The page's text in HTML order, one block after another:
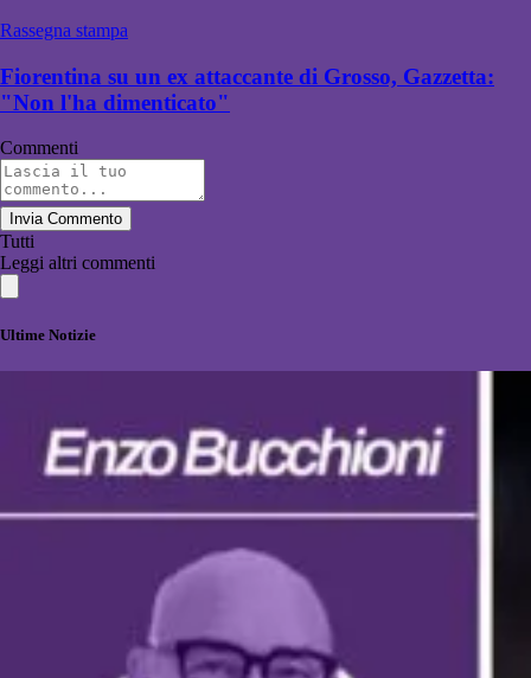
Rassegna stampa
Fiorentina su un ex attaccante di Grosso, Gazzetta:
"Non l'ha dimenticato"
Commenti
Invia Commento
Tutti
Leggi altri commenti
Ultime Notizie